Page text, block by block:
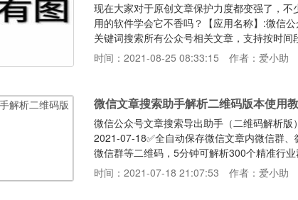
现在大家对于原创文章保护力度都变强了，
用的软件学会它不香吗？【应用名称】:微信
关键词搜索所有公众号相关文章，支持按时
文章可批量导出Pdf、Word、Excel、txt和
保持和原文一致，也可以导入链接下载；（
时间：2021-08-25 08:33:15 作者：爱小助
微信文章搜索助手解析二维码版本使用
微信公众号文章搜索导出助手（二维码解析
2021-07-18✅全自动保存微信文章内微信群
微信群等二维码，5分钟可解析300个精准行
软件下载地址：https://aixz.lanzoui.com/
再运行，然后点击登录软件界面完成登录。
时间：2021-07-18 21:07:53 作者：爱小助